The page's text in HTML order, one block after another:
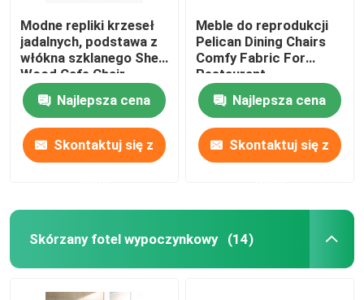
Modne repliki krzeseł
jadalnych, podstawa z
włókna szklanego Shell
Wood Cafe Chair
Najlepsza cena
Skontaktuj się z
Meble do reprodukcji
Pelican Dining Chairs
Comfy Fabric For
Restaurant
Najlepsza cena
Skontaktuj się z
Skórzany fotel wypoczynkowy (14)